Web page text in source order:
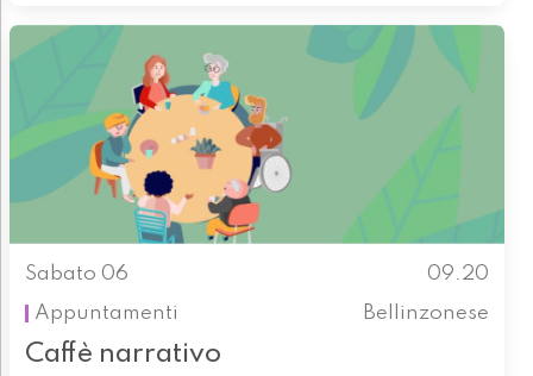
Sabato 06
09.20
Appuntamenti
Bellinzonese
Caffè narrativo